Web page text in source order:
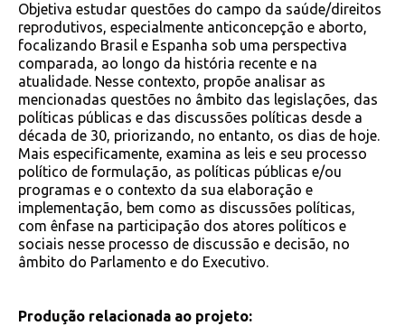
Objetiva estudar questões do campo da saúde/direitos
reprodutivos, especialmente anticoncepção e aborto,
focalizando Brasil e Espanha sob uma perspectiva
comparada, ao longo da história recente e na
atualidade. Nesse contexto, propõe analisar as
mencionadas questões no âmbito das legislações, das
políticas públicas e das discussões políticas desde a
década de 30, priorizando, no entanto, os dias de hoje.
Mais especificamente, examina as leis e seu processo
político de formulação, as políticas públicas e/ou
programas e o contexto da sua elaboração e
implementação, bem como as discussões políticas,
com ênfase na participação dos atores políticos e
sociais nesse processo de discussão e decisão, no
âmbito do Parlamento e do Executivo.
Produção relacionada ao projeto: